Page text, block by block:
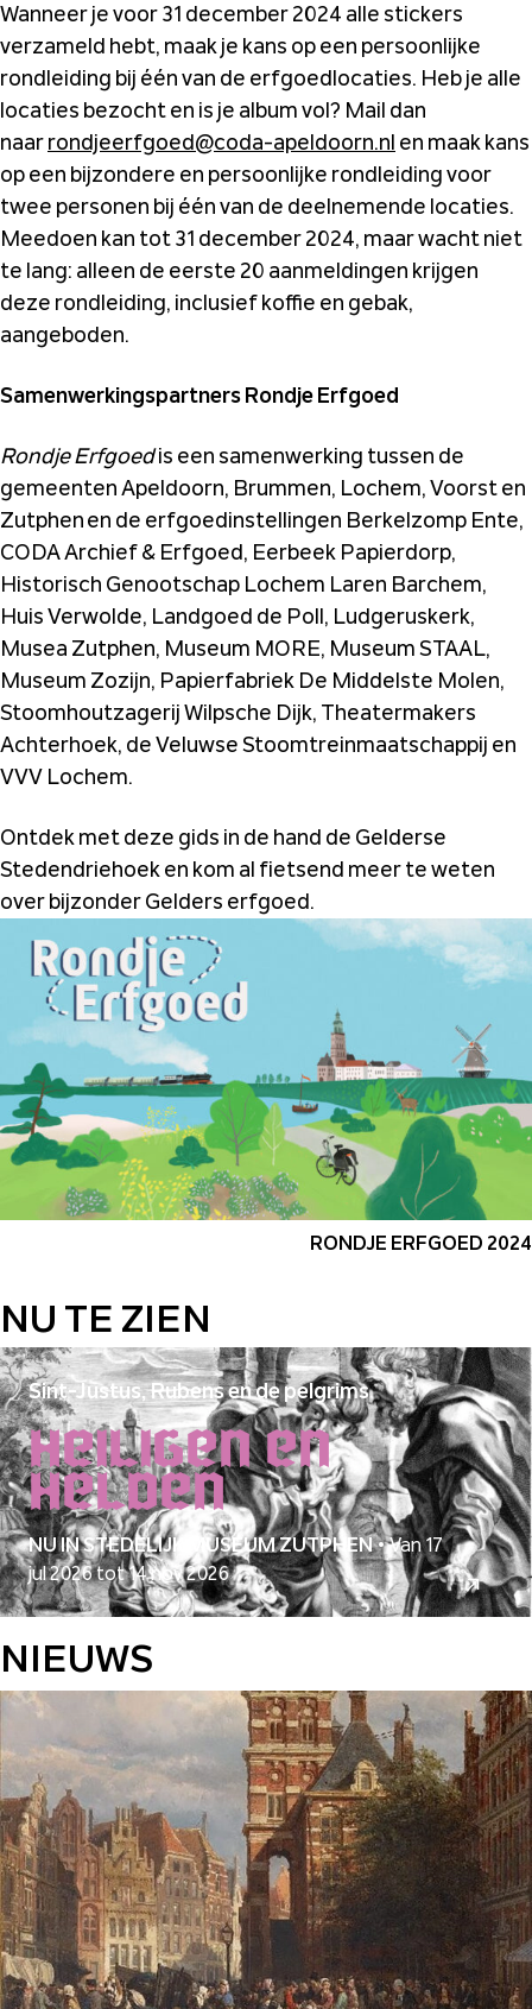
Wanneer je voor 31 december 2024 alle stickers
verzameld hebt, maak je kans op een persoonlijke
rondleiding bij één van de erfgoedlocaties. Heb je alle
locaties bezocht en is je album vol? Mail dan
naarrondjeerfgoed@coda-apeldoorn.nl en maak kans
op een bijzondere en persoonlijke rondleiding voor
twee personen bij één van de deelnemende locaties.
Meedoen kan tot 31 december 2024, maar wacht niet
te lang: alleen de eerste 20 aanmeldingen krijgen
deze rondleiding, inclusief koffie en gebak,
aangeboden.
Samenwerkingspartners Rondje Erfgoed
Rondje Erfgoedis een samenwerking tussen de
gemeenten Apeldoorn, Brummen, Lochem, Voorst en
Zutphen en de erfgoedinstellingen Berkelzomp Ente,
CODA Archief & Erfgoed, Eerbeek Papierdorp,
Historisch Genootschap Lochem Laren Barchem,
Huis Verwolde, Landgoed de Poll, Ludgeruskerk,
Musea Zutphen, Museum MORE, Museum STAAL,
Museum Zozijn, Papierfabriek De Middelste Molen,
Stoomhoutzagerij Wilpsche Dijk, Theatermakers
Achterhoek, de Veluwse Stoomtreinmaatschappij en
VVV Lochem.
Ontdek met deze gids in de hand de Gelderse
Stedendriehoek en kom al fietsend meer te weten
over bijzonder Gelders erfgoed.
RONDJE ERFGOED 2024
NU TE ZIEN
Sint-Justus, Rubens en de pelgrims
Heiligen en
helden
NU IN STEDELIJK MUSEUM ZUTPHEN•Van 17
jul 2026 tot 14 nov 2026
NIEUWS